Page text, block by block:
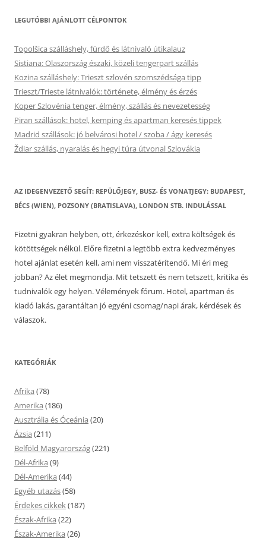
LEGUTÓBBI AJÁNLOTT CÉLPONTOK
Topolšica szálláshely, fürdő és látnivaló útikalauz
Sistiana: Olaszország északi, közeli tengerpart szállás
Kozina szálláshely: Trieszt szlovén szomszédsága tipp
Trieszt/Trieste látnivalók: története, élmény és érzés
Koper Szlovénia tenger, élmény, szállás és nevezetesség
Piran szállások: hotel, kemping és apartman keresés tippek
Madrid szállások: jó belvárosi hotel / szoba / ágy keresés
Ždiar szállás, nyaralás és hegyi túra útvonal Szlovákia
AZ IDEGENVEZETŐ SEGÍT: REPÜLŐJEGY, BUSZ- ÉS VONATJEGY: BUDAPEST,
BÉCS (WIEN), POZSONY (BRATISLAVA), LONDON STB. INDULÁSSAL
Fizetni gyakran helyben, ott, érkezéskor kell, extra költségek és
kötöttségek nélkül. Előre fizetni a legtöbb extra kedvezményes
hotel ajánlat esetén kell, ami nem visszatérítendő. Mi éri meg
jobban? Az élet megmondja. Mit tetszett és nem tetszett, kritika és
tudnivalók egy helyen. Vélemények fórum. Hotel, apartman és
kiadó lakás, garantáltan jó egyéni csomag/napi árak, kérdések és
válaszok.
KATEGÓRIÁK
Afrika (78)
Amerika (186)
Ausztrália és Óceánia (20)
Ázsia (211)
Belföld Magyarország(221)
Dél-Afrika (9)
Dél-Amerika (44)
Egyéb utazás(58)
Érdekes cikkek(187)
Észak-Afrika (22)
Észak-Amerika (26)